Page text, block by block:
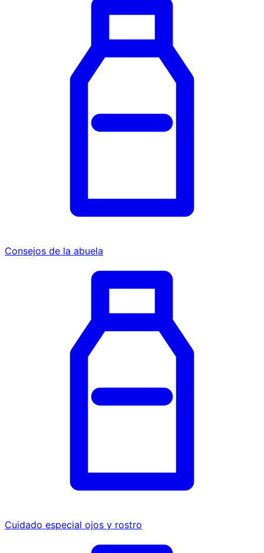
Consejos de la abuela
Cuidado especial ojos y rostro